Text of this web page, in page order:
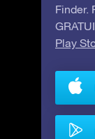
Finder.
Play